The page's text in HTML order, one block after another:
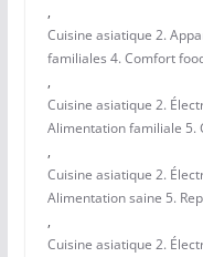
,
Cuisine asiatique 2.
familiales 4. Comfort
,
Cuisine asiatique 2.
Alimentation familiale 5.
,
Cuisine asiatique 2.
Alimentation saine 5.
,
Cuisine asiatique 2.